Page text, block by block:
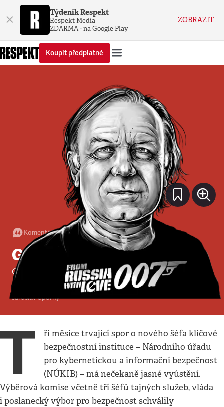
× Týdeník Respekt
Respekt Media
ZDARMA - na Google Play
ZOBRAZIT
Koupit předplatné
Komentář:Politika •22. 3. 2020•3minuty
Generál v čele NÚKIB
Ohrožená datová síť se dočkala svého vrchního
ochránce
Jaroslav Spurný
T
ři měsíce trvající spor o nového šéfa klíčové
bezpečnostní instituce – Národního úřadu
pro kybernetickou a informační bezpečnost
(NÚKIB) – má nečekaně jasné vyústění.
Výběrová komise včetně tří šéfů tajných služeb, vláda
i poslanecký výbor pro bezpečnost schválily